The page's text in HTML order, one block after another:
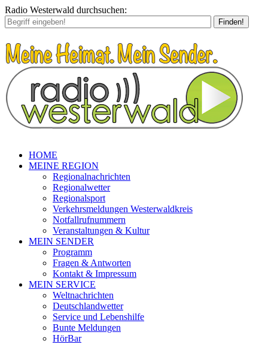
Radio Westerwald durchsuchen:
Finden!
HOME
MEINE REGION
Regionalnachrichten
Regionalwetter
Regionalsport
Verkehrsmeldungen Westerwaldkreis
Notfallrufnummern
Veranstaltungen & Kultur
MEIN SENDER
Programm
Fragen & Antworten
Kontakt & Impressum
MEIN SERVICE
Weltnachrichten
Deutschlandwetter
Service und Lebenshilfe
Bunte Meldungen
HörBar